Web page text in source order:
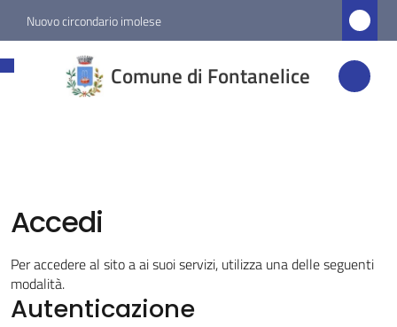
Vai al contenuto
Vai alla navigazione
Vai al footer
Nuovo circondario imolese
Comune di Fontanelice
Fontanelice
Novità
Menu selezionato
Servizi
Accedi
Per accedere al sito a ai suoi servizi, utilizza una delle seguenti
modalità.
Autenticazione